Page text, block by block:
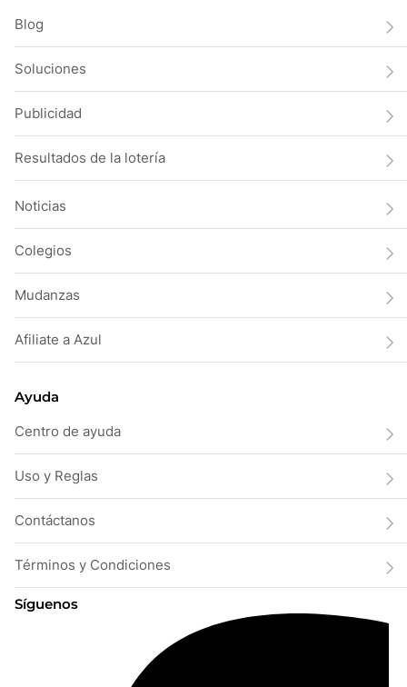
Blog
Soluciones
Publicidad
Resultados de la lotería
Noticias
Colegios
Mudanzas
Afiliate a Azul
Ayuda
Centro de ayuda
Uso y Reglas
Contáctanos
Términos y Condiciones
Síguenos